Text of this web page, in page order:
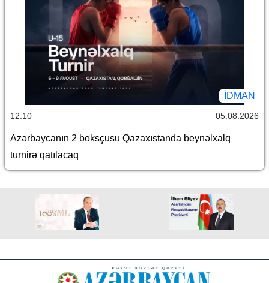
İDMAN
12:10 05.08.2026
Azərbaycanın 2 boksçusu Qazaxıstanda beynəlxalq
turnirə qatılacaq